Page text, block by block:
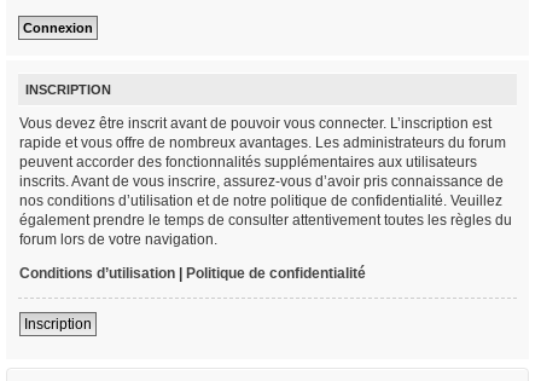
INSCRIPTION
Vous devez être inscrit avant de pouvoir vous connecter. L’inscription est
rapide et vous offre de nombreux avantages. Les administrateurs du forum
peuvent accorder des fonctionnalités supplémentaires aux utilisateurs
inscrits. Avant de vous inscrire, assurez-vous d’avoir pris connaissance de
nos conditions d’utilisation et de notre politique de confidentialité. Veuillez
également prendre le temps de consulter attentivement toutes les règles du
forum lors de votre navigation.
Conditions d’utilisation | Politique de confidentialité
Inscription